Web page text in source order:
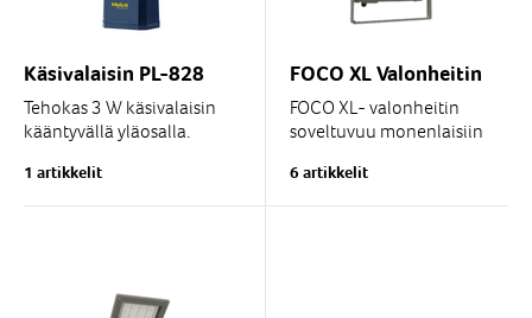
Käsivalaisin PL-828
Tehokas 3 W käsivalaisin
kääntyvällä yläosalla.
Sisältää latausaseman ja...
1 artikkelit
FOCO XL Valonheitin
FOCO XL- valonheitin
soveltuvuu monenlaisiin
teollisuusympäristöissä,
kuten varastoalueille,...
6 artikkelit